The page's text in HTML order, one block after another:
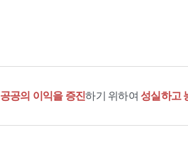
공공의 이익을 증진하기 위하여 성실하고